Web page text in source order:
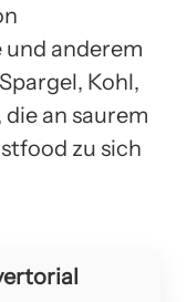
anderem
Kohl,
an saurem
zu sich